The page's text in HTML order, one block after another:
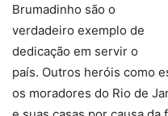
Brumadinho são o
verdadeiro exemplo de
dedicação em servir o
país. Outros heróis como
os moradores do Rio de